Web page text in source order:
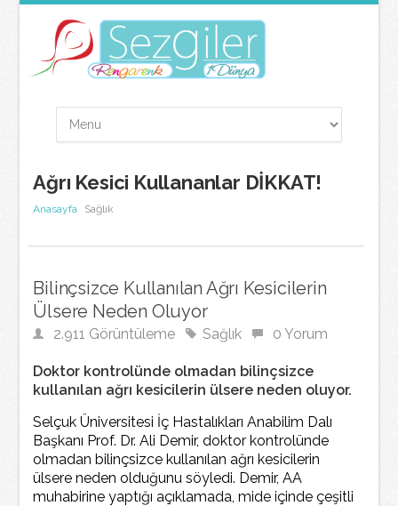
Ağrı Kesici Kullananlar DİKKAT!
Anasayfa Sağlık
Bilinçsizce Kullanılan Ağrı Kesicilerin
Ülsere Neden Oluyor
2.911 Görüntüleme Sağlık 0 Yorum
Doktor kontrolünde olmadan bilinçsizce
kullanılan ağrı kesicilerin ülsere neden oluyor.
Selçuk Üniversitesi İç Hastalıkları Anabilim Dalı
Başkanı Prof. Dr. Ali Demir, doktor kontrolünde
olmadan bilinçsizce kullanılan ağrı kesicilerin
ülsere neden olduğunu söyledi. Demir, AA
muhabirine yaptığı açıklamada, mide içinde çeşitli